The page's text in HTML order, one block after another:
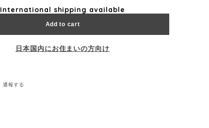
International shipping available
Add to cart
日本国内にお住まいの方向け
通報する